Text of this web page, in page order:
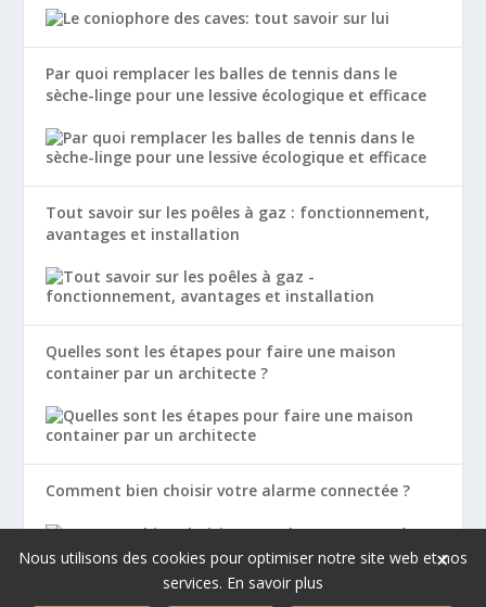
Par quoi remplacer les balles de tennis dans le
sèche-linge pour une lessive écologique et efficace
Tout savoir sur les poêles à gaz : fonctionnement,
avantages et installation
Quelles sont les étapes pour faire une maison
container par un architecte ?
Comment bien choisir votre alarme connectée ?
×
Nous utilisons des cookies pour optimiser notre site web et nos
services. En savoir plus